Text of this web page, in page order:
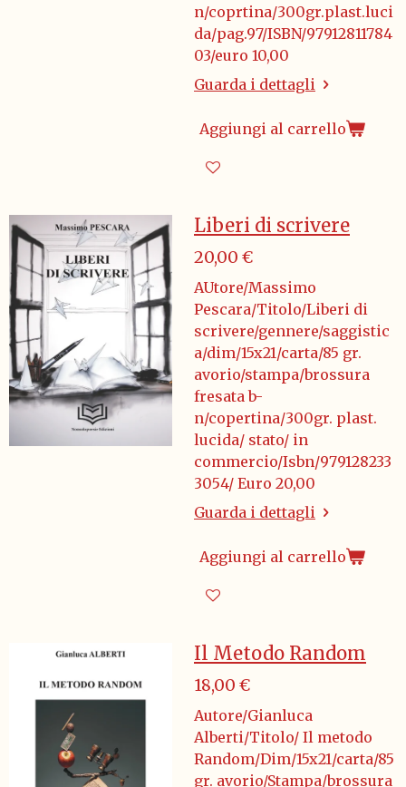
n/coprtina/300gr.plast.luci
da/pag.97/ISBN/97912811784
03/euro 10,00
Guarda i dettagli
Aggiungi al carrello
Liberi di scrivere
20,00 €
AUtore/Massimo
Pescara/Titolo/Liberi di
scrivere/gennere/saggistic
a/dim/15x21/carta/85 gr.
avorio/stampa/brossura
fresata b-
n/copertina/300gr. plast.
lucida/ stato/ in
commercio/Isbn/979128233
3054/ Euro 20,00
Guarda i dettagli
Aggiungi al carrello
Il Metodo Random
18,00 €
Autore/Gianluca
Alberti/Titolo/ Il metodo
Random/Dim/15x21/carta/85
gr. avorio/Stampa/brossura